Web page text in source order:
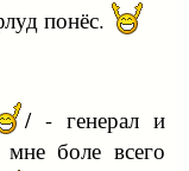
понёс.
/ - генерал и
боле всего